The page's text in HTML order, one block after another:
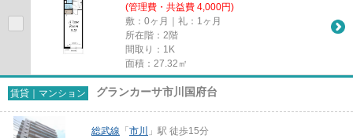
(管理費・共益費 4,000円)
敷：0ヶ月｜礼：1ヶ月
所在階：2階
間取り：1K
面積：27.32㎡
賃貸｜マンション グランカーサ市川国府台
総武線 「 市川
」駅 徒歩15分